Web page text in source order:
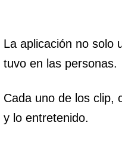
La aplicación no solo
tuvo en las personas.
Cada uno de los clip,
y lo entretenido.